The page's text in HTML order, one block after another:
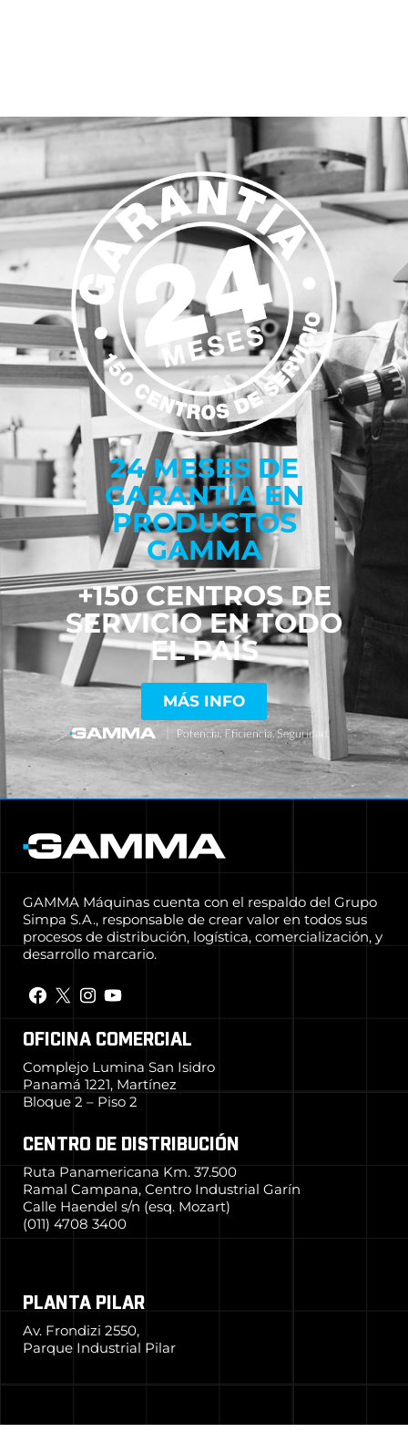
24 MESES DE
GARANTÍA EN
PRODUCTOS
GAMMA
+150 CENTROS DE
SERVICIO EN TODO
EL PAÍS
MÁS INFO
GAMMA Máquinas cuenta con el respaldo del Grupo
Simpa S.A., responsable de crear valor en todos sus
procesos de distribución, logística, comercialización, y
desarrollo marcario.
OFICINA COMERCIAL
Complejo Lumina San Isidro
Panamá 1221, Martínez
Bloque 2 – Piso 2
CENTRO DE DISTRIBUCIÓN
Ruta Panamericana Km. 37.500
Ramal Campana, Centro Industrial Garín
Calle Haendel s/n (esq. Mozart)
(011) 4708 3400
PLANTA PILAR
Av. Frondizi 2550,
Parque Industrial Pilar